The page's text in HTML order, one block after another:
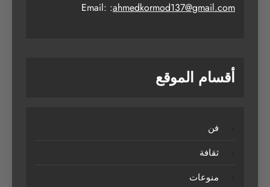
Email: :ahmedkormod137@gmail.com
أقسام الموقع
فن
ثقافة
منوعات